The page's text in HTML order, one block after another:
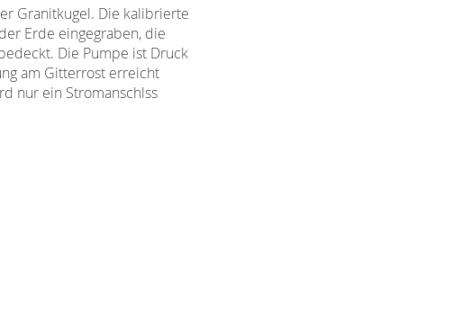
Granitkugel. Die kalibrierte
Erde eingegraben, die
Die Pumpe ist Druck
am Gitterrost erreicht
nur ein Stromanschlss